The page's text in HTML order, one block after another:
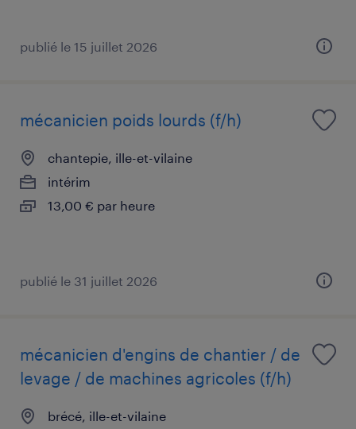
publié le 15 juillet 2026
mécanicien poids lourds (f/h)
chantepie, ille-et-vilaine
intérim
13,00 € par heure
publié le 31 juillet 2026
mécanicien d'engins de chantier / de
levage / de machines agricoles (f/h)
brécé, ille-et-vilaine